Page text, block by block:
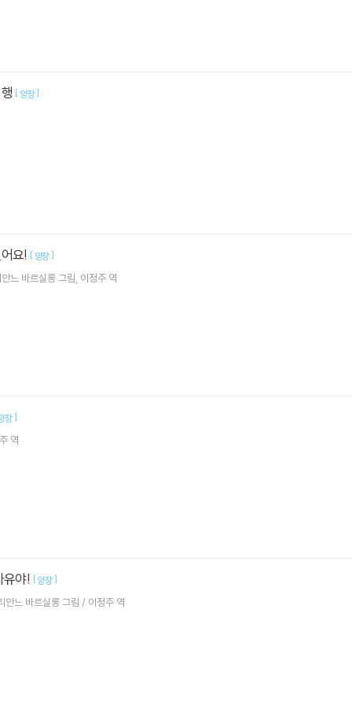
[ 양장]
요! [ 양장]
안느 바르실롱그림 이정주 역
장]
역
유야! [양장]
안느 바르실롱 그림 / 이정주 역